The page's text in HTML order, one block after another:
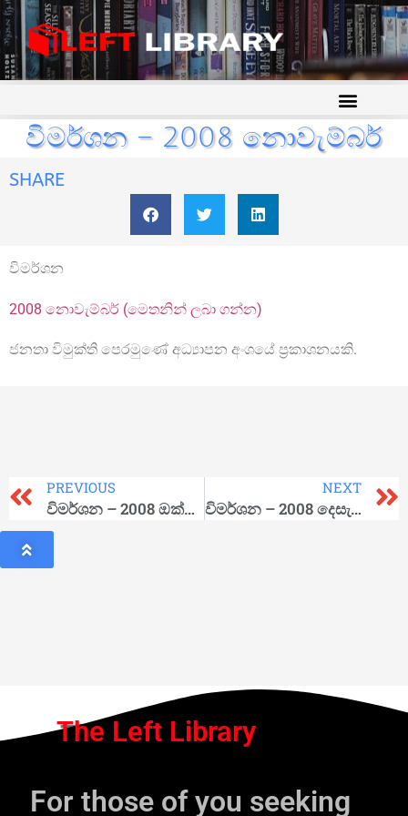
විමර්ශන – 2008 නොවැම්බර්
SHARE
විමර්ශන
2008 නොවැම්බර් (මෙතනින් ලබා ගන්න)
ජනතා විමුක්ති පෙරමුණේ අධ්‍යාපන අංශයේ ප්‍රකාශනයකි.
PREVIOUS
විමර්ශන – 2008 ඔක්තෝබර්
NEXT
විමර්ශන – 2008 දෙසැම්බර්
The Left Library
For those of you seeking